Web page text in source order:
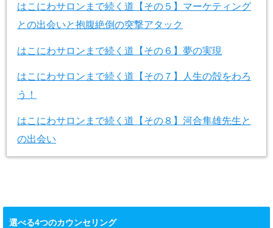
はこにわサロンまで続く道【その５】マーケティング
との出会いと抱腹絶倒の突撃アタック
はこにわサロンまで続く道【その６】夢の実現
はこにわサロンまで続く道【その７】人生の殻をわろ
う！
はこにわサロンまで続く道【その８】河合隼雄先生と
の出会い
選べる4つのカウンセリング